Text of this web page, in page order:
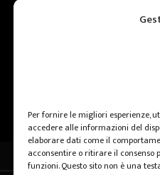
Per fornire le migliori esperienze,
accedere alle informazioni del
elaborare dati come il
acconsentire o ritirare il
funzioni. Questo sito non è una